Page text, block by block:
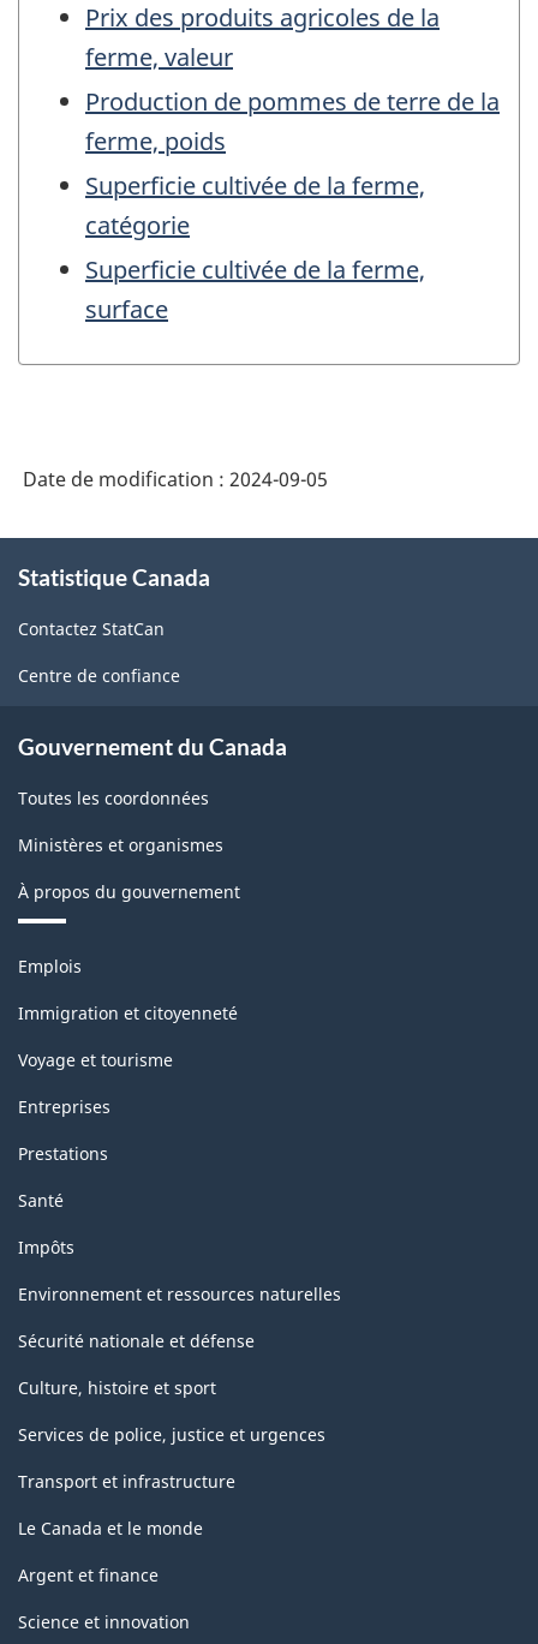
Prix des produits agricoles de la
ferme, valeur
Production de pommes de terre de la
ferme, poids
Superficie cultivée de la ferme,
catégorie
Superficie cultivée de la ferme,
surface
Date de modification : 2024-09-05
propos
ce
site
Statistique Canada
Contactez StatCan
Centre de confiance
Gouvernement du Canada
Toutes les coordonnées
Ministères et organismes
À propos du gouvernement
Thèmes
sujets
Emplois
Immigration et citoyenneté
Voyage et tourisme
Entreprises
Prestations
Santé
Impôts
Environnement et ressources naturelles
Sécurité nationale et défense
Culture, histoire et sport
Services de police, justice et urgences
Transport et infrastructure
Le Canada et le monde
Argent et finance
Science et innovation